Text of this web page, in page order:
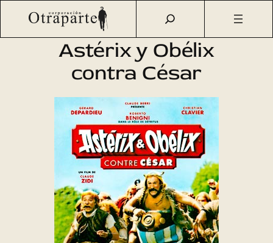
Saltar
Otraparte.org/ Agenda Cultural Cine/
Astérix y Obélix
Astérix y Obélix
contra César